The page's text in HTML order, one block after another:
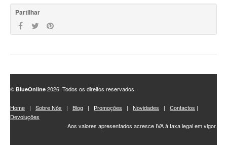
Partilhar
© BlueOnline 2026. Todos os direitos reservados.
Home | Sobre Nós | Blog | Promoções | Novidades | Contactos |
Devoluções
Aos valores apresentados acresce IVA à taxa legal em vigor.